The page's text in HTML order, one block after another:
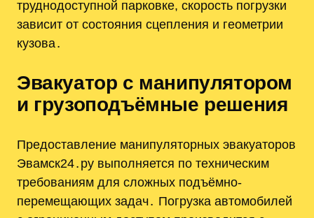
труднодоступной парковке, скорость погрузки
зависит от состояния сцепления и геометрии
кузова․
Эвакуатор с манипулятором
и грузоподъёмные решения
Предоставление манипуляторных эвакуаторов
Эвамск24․ру выполняется по техническим
требованиям для сложных подъёмно-
перемещающих задач․ Погрузка автомобилей